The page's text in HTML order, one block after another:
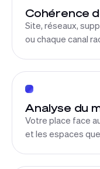
Cohérence
Site, réseaux,
ou chaque canal
Analyse du
Votre place face
et les espaces